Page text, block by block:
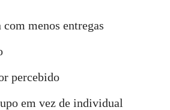
com menos entregas
percebido
em vez de individual